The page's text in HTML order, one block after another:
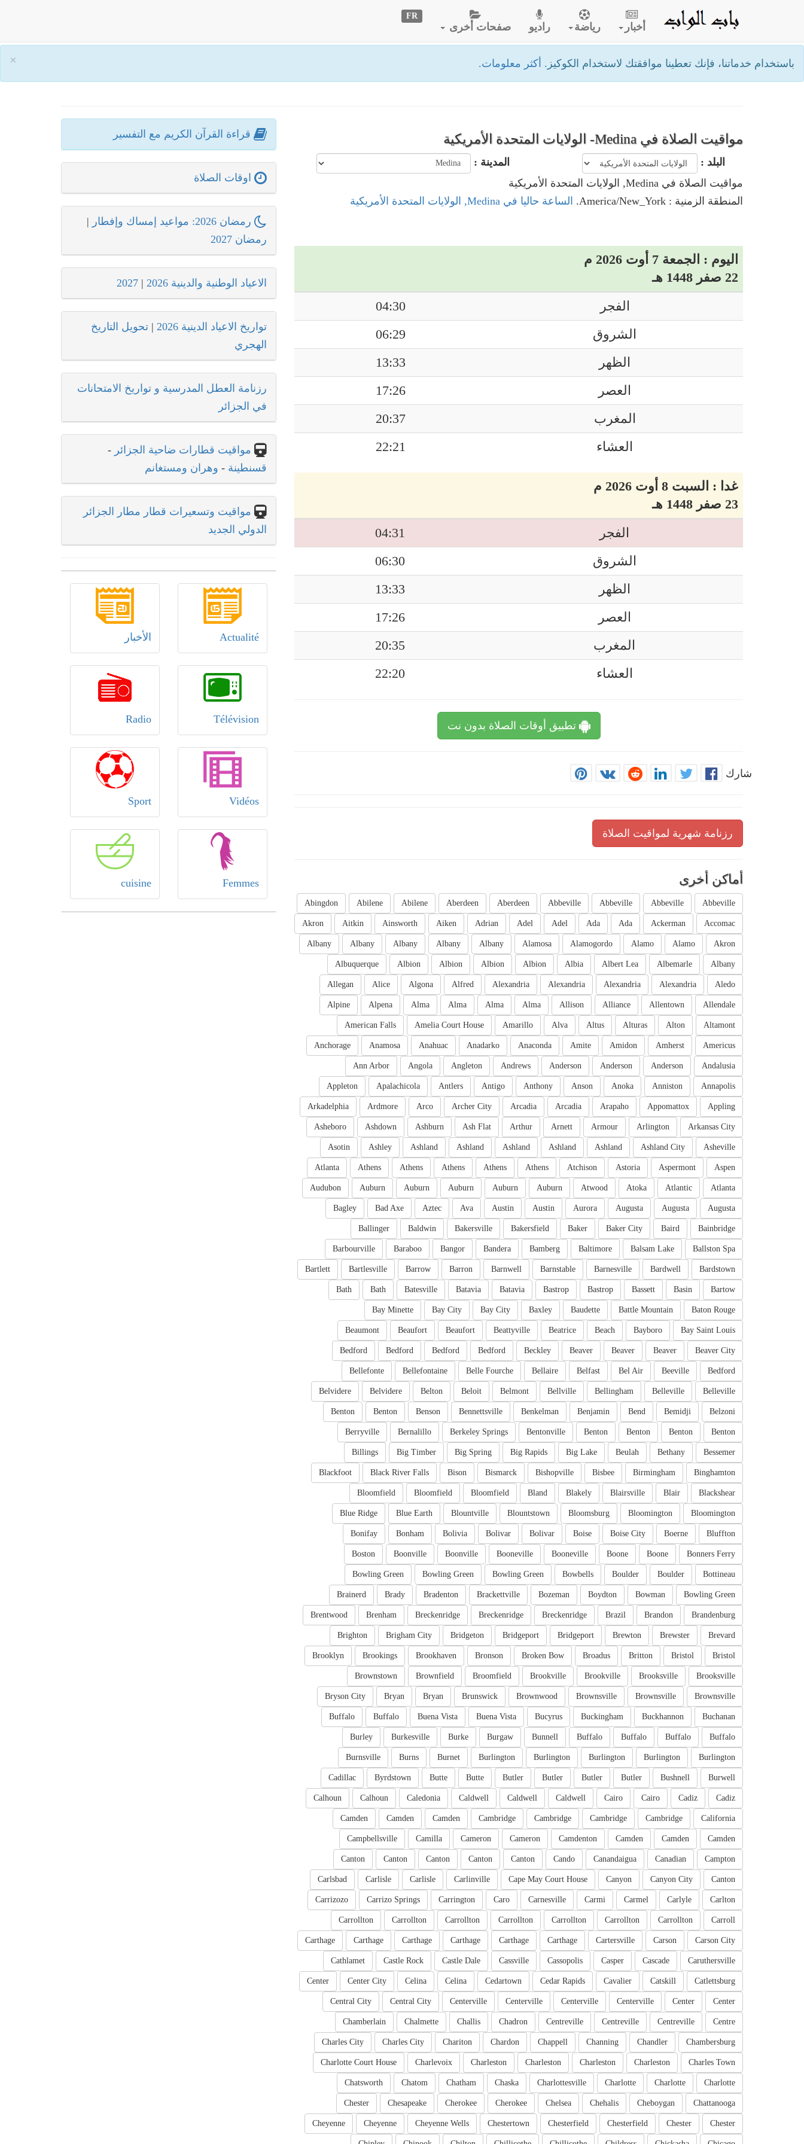
× باستخدام خدماتنا، فإنك تعطينا موافقتك لاستخدام الكوكيز. أكثر معلومات.
أخبار رياضة راديو صفحات أخرى
FR
مواقيت الصلاة في Medina- الولايات المتحدة الأمريكية
البلد :
المدينة :
مواقيت الصلاة في Medina, الولايات المتحدة الأمريكية
المنطقة الزمنية : America/New_York.
الساعة حاليا في Medina, الولايات المتحدة الأمريكية
اليوم : الجمعة 7 أوت 2026 م
22 صفر 1448 هـ
الفجر
04:30
الشروق
06:29
الظهر
13:33
العصر
17:26
المغرب
20:37
العشاء
22:21
غدا : السبت 8 أوت 2026 م
23 صفر 1448 هـ
الفجر
04:31
الشروق
06:30
الظهر
13:33
العصر
17:26
المغرب
20:35
العشاء
22:20
تطبيق أوقات الصلاة بدون نت
شارك
رزنامة شهرية لمواقيت الصلاة
أماكن أخرى
Abbeville
Abbeville
Abbeville
Abbeville
Aberdeen
Aberdeen
Abilene
Abilene
Abingdon
Accomac
Ackerman
Ada
Ada
Adel
Adel
Adrian
Aiken
Ainsworth
Aitkin
Akron
Akron
Alamo
Alamo
Alamogordo
Alamosa
Albany
Albany
Albany
Albany
Albany
Albany
Albemarle
Albert Lea
Albia
Albion
Albion
Albion
Albion
Albuquerque
Aledo
Alexandria
Alexandria
Alexandria
Alexandria
Alfred
Algona
Alice
Allegan
Allendale
Allentown
Alliance
Allison
Alma
Alma
Alma
Alma
Alpena
Alpine
Altamont
Alton
Alturas
Altus
Alva
Amarillo
Amelia Court House
American Falls
Americus
Amherst
Amidon
Amite
Anaconda
Anadarko
Anahuac
Anamosa
Anchorage
Andalusia
Anderson
Anderson
Anderson
Andrews
Angleton
Angola
Ann Arbor
Annapolis
Anniston
Anoka
Anson
Anthony
Antigo
Antlers
Apalachicola
Appleton
Appling
Appomattox
Arapaho
Arcadia
Arcadia
Archer City
Arco
Ardmore
Arkadelphia
Arkansas City
Arlington
Armour
Arnett
Arthur
Ash Flat
Ashburn
Ashdown
Asheboro
Asheville
Ashland City
Ashland
Ashland
Ashland
Ashland
Ashland
Ashley
Asotin
Aspen
Aspermont
Astoria
Atchison
Athens
Athens
Athens
Athens
Athens
Atlanta
Atlanta
Atlantic
Atoka
Atwood
Auburn
Auburn
Auburn
Auburn
Auburn
Audubon
Augusta
Augusta
Augusta
Aurora
Austin
Austin
Ava
Aztec
Bad Axe
Bagley
Bainbridge
Baird
Baker City
Baker
Bakersfield
Bakersville
Baldwin
Ballinger
Ballston Spa
Balsam Lake
Baltimore
Bamberg
Bandera
Bangor
Baraboo
Barbourville
Bardstown
Bardwell
Barnesville
Barnstable
Barnwell
Barron
Barrow
Bartlesville
Bartlett
Bartow
Basin
Bassett
Bastrop
Bastrop
Batavia
Batavia
Batesville
Bath
Bath
Baton Rouge
Battle Mountain
Baudette
Baxley
Bay City
Bay City
Bay Minette
Bay Saint Louis
Bayboro
Beach
Beatrice
Beattyville
Beaufort
Beaufort
Beaumont
Beaver City
Beaver
Beaver
Beaver
Beckley
Bedford
Bedford
Bedford
Bedford
Bedford
Beeville
Bel Air
Belfast
Bellaire
Belle Fourche
Bellefontaine
Bellefonte
Belleville
Belleville
Bellingham
Bellville
Belmont
Beloit
Belton
Belvidere
Belvidere
Belzoni
Bemidji
Bend
Benjamin
Benkelman
Bennettsville
Benson
Benton
Benton
Benton
Benton
Benton
Benton
Bentonville
Berkeley Springs
Bernalillo
Berryville
Bessemer
Bethany
Beulah
Big Lake
Big Rapids
Big Spring
Big Timber
Billings
Binghamton
Birmingham
Bisbee
Bishopville
Bismarck
Bison
Black River Falls
Blackfoot
Blackshear
Blair
Blairsville
Blakely
Bland
Bloomfield
Bloomfield
Bloomfield
Bloomington
Bloomington
Bloomsburg
Blountstown
Blountville
Blue Earth
Blue Ridge
Bluffton
Boerne
Boise City
Boise
Bolivar
Bolivar
Bolivia
Bonham
Bonifay
Bonners Ferry
Boone
Boone
Booneville
Booneville
Boonville
Boonville
Boston
Bottineau
Boulder
Boulder
Bowbells
Bowling Green
Bowling Green
Bowling Green
Bowling Green
Bowman
Boydton
Bozeman
Brackettville
Bradenton
Brady
Brainerd
Brandenburg
Brandon
Brazil
Breckenridge
Breckenridge
Breckenridge
Brenham
Brentwood
Brevard
Brewster
Brewton
Bridgeport
Bridgeport
Bridgeton
Brigham City
Brighton
Bristol
Bristol
Britton
Broadus
Broken Bow
Bronson
Brookhaven
Brookings
Brooklyn
Brooksville
Brooksville
Brookville
Brookville
Broomfield
Brownfield
Brownstown
Brownsville
Brownsville
Brownsville
Brownwood
Brunswick
Bryan
Bryan
Bryson City
Buchanan
Buckhannon
Buckingham
Bucyrus
Buena Vista
Buena Vista
Buffalo
Buffalo
Buffalo
Buffalo
Buffalo
Buffalo
Bunnell
Burgaw
Burke
Burkesville
Burley
Burlington
Burlington
Burlington
Burlington
Burlington
Burnet
Burns
Burnsville
Burwell
Bushnell
Butler
Butler
Butler
Butler
Butte
Butte
Byrdstown
Cadillac
Cadiz
Cadiz
Cairo
Cairo
Caldwell
Caldwell
Caldwell
Caledonia
Calhoun
Calhoun
California
Cambridge
Cambridge
Cambridge
Cambridge
Camden
Camden
Camden
Camden
Camden
Camden
Camdenton
Cameron
Cameron
Camilla
Campbellsville
Campton
Canadian
Canandaigua
Cando
Canton
Canton
Canton
Canton
Canton
Canton
Canyon City
Canyon
Cape May Court House
Carlinville
Carlisle
Carlisle
Carlsbad
Carlton
Carlyle
Carmel
Carmi
Carnesville
Caro
Carrington
Carrizo Springs
Carrizozo
Carroll
Carrollton
Carrollton
Carrollton
Carrollton
Carrollton
Carrollton
Carrollton
Carson City
Carson
Cartersville
Carthage
Carthage
Carthage
Carthage
Carthage
Carthage
Caruthersville
Cascade
Casper
Cassopolis
Cassville
Castle Dale
Castle Rock
Cathlamet
Catlettsburg
Catskill
Cavalier
Cedar Rapids
Cedartown
Celina
Celina
Center City
Center
Center
Center
Centerville
Centerville
Centerville
Centerville
Central City
Central City
Centre
Centreville
Centreville
Centreville
Chadron
Challis
Chalmette
Chamberlain
Chambersburg
Chandler
Channing
Chappell
Chardon
Chariton
Charles City
Charles City
Charles Town
Charleston
Charleston
Charleston
Charleston
Charlevoix
Charlotte Court House
Charlotte
Charlotte
Charlotte
Charlottesville
Chaska
Chatham
Chatom
Chatsworth
Chattanooga
Cheboygan
Chehalis
Chelsea
Cherokee
Cherokee
Chesapeake
Chester
Chester
Chester
Chesterfield
Chesterfield
Chestertown
Cheyenne Wells
Cheyenne
Cheyenne
قراءة القرآن الكريم مع التفسير
اوقات الصلاة
رمضان 2026: مواعيد إمساك وإفطار
|
رمضان 2027
الاعياد الوطنية والدينية 2026 |
2027
تواريخ الاعياد الدينية 2026 | تحويل التاريخ
الهجري
رزنامة العطل المدرسية و تواريخ الامتحانات
في الجزائر
مواقيت قطارات ضاحية الجزائر -
قسنطينة - وهران ومستغانم
مواقيت وتسعيرات قطار مطار الجزائر
الدولي الجديد
Actualité الأخبار
Télévision
Radio
Vidéos
Sport
Femmes
cuisine